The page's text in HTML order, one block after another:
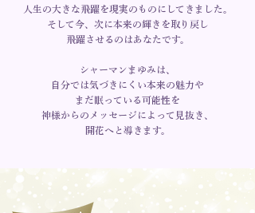
人生の大きな飛躍を現実のものにしてきました。
そして今、次に本来の輝きを取り戻し
飛躍させるのはあなたです。
シャーマンまゆみは、
自分では気づきにくい本来の魅力や
まだ眠っている可能性を
神様からのメッセージによって見抜き、
開花へと導きます。